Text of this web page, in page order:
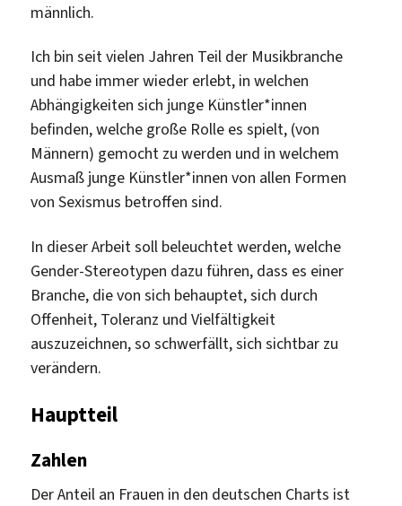
männlich.
Ich bin seit vielen Jahren Teil der Musikbranche
und habe immer wieder erlebt, in welchen
Abhängigkeiten sich junge Künstler*innen
befinden, welche große Rolle es spielt, (von
Männern) gemocht zu werden und in welchem
Ausmaß junge Künstler*innen von allen Formen
von Sexismus betroffen sind.
In dieser Arbeit soll beleuchtet werden, welche
Gender-Stereotypen dazu führen, dass es einer
Branche, die von sich behauptet, sich durch
Offenheit, Toleranz und Vielfältigkeit
auszuzeichnen, so schwerfällt, sich sichtbar zu
verändern.
Hauptteil
Zahlen
Der Anteil an Frauen in den deutschen Charts ist